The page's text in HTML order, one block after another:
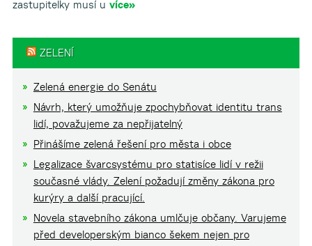
zastupitelky musí u více»
ZELENÍ
Zelená energie do Senátu
Návrh, který umožňuje zpochybňovat identitu trans
lidí, považujeme za nepřijatelný
Přinášíme zelená řešení pro města i obce
Legalizace švarcsystému pro statisíce lidí v režii
současné vlády. Zelení požadují změny zákona pro
kurýry a další pracující.
Novela stavebního zákona umlčuje občany. Varujeme
před developerským bianco šekem nejen pro